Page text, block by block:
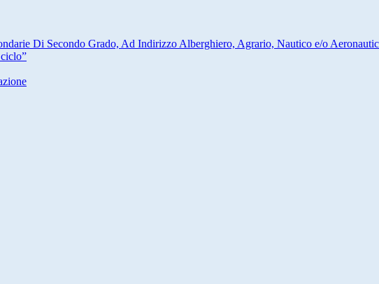
Di Secondo Grado, Ad Indirizzo Alberghiero, Agrario, Nautico e/o